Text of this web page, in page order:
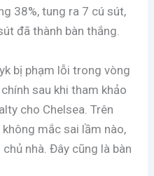
38%, tung ra 7 cú sút,
đã thành bàn thắng.
bị phạm lỗi trong vòng
sau khi tham khảo
cho Chelsea. Trên
mắc sai lầm nào,
nhà. Đây cũng là bàn